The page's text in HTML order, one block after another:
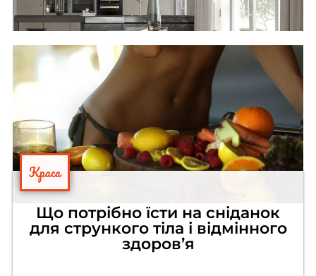
Краса
Що потрібно їсти на сніданок
для стрункого тіла і відмінного
здоров’я